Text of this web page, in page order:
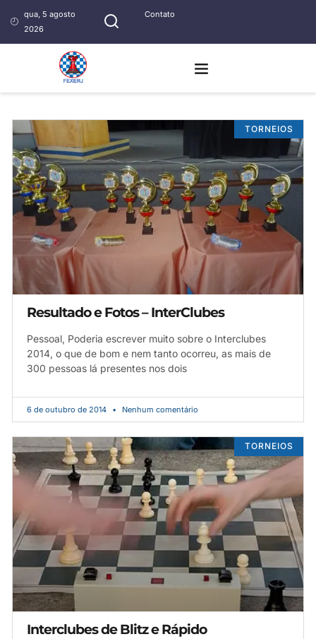
qua, 5 agosto
2026
Contato
TORNEIOS
Resultado e Fotos – InterClubes
Pessoal, Poderia escrever muito sobre o Interclubes
2014, o que de bom e nem tanto ocorreu, as mais de
300 pessoas lá presentes nos dois
6 de outubro de 2014 Nenhum comentário
TORNEIOS
Interclubes de Blitz e Rápido